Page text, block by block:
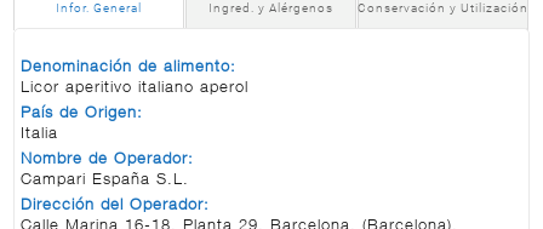
Infor. General Ingred. y Alérgenos Conservación y Utilización
Denominación de alimento:
Licor aperitivo italiano aperol
País de Origen:
Italia
Nombre de Operador:
Campari España S.L.
Dirección del Operador: